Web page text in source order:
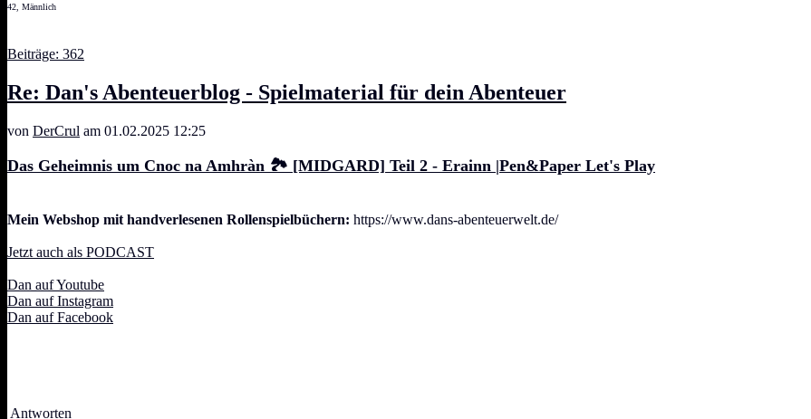
42, Männlich
Beiträge: 362
Re: Dan's Abenteuerblog - Spielmaterial für dein Abenteuer
von DerCrul am 01.02.2025 12:25
Das Geheimnis um Cnoc na Amhràn 🏞️ [MIDGARD] Teil 2 - Erainn |Pen&Paper Let's Play
Mein Webshop mit handverlesenen Rollenspielbüchern: https://www.dans-abenteuerwelt.de/
Jetzt auch als PODCAST
Dan auf Youtube
Dan auf Instagram
Dan auf Facebook
Antworten